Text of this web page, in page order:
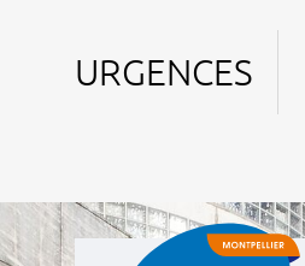
URGENCES